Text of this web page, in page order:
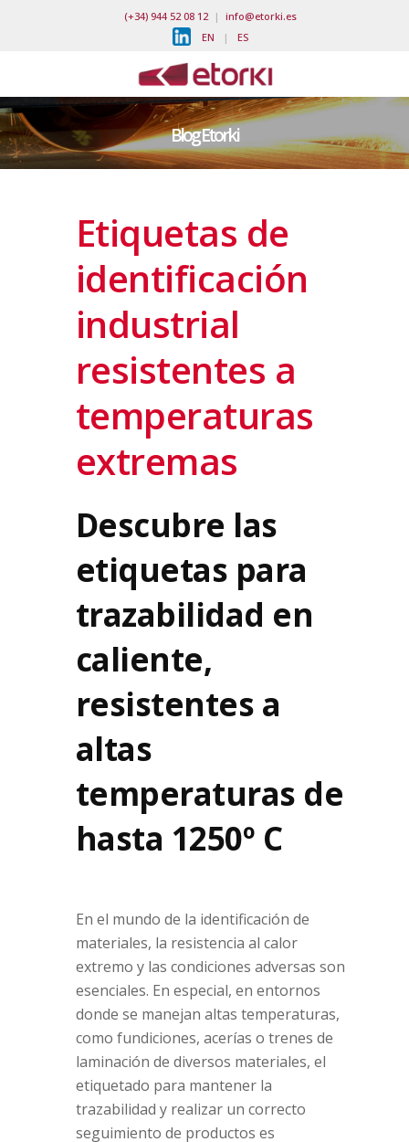
(+34) 944 52 08 12| info@etorki.es
EN | ES
Blog Etorki
Etiquetas de
identificación
industrial
resistentes a
temperaturas
extremas
Descubre las
etiquetas para
trazabilidad en
caliente,
resistentes a
altas
temperaturas de
hasta 1250º C
En el mundo de la identificación de
materiales, la resistencia al calor
extremo y las condiciones adversas son
esenciales. En especial, en entornos
donde se manejan altas temperaturas,
como fundiciones, acerías o trenes de
laminación de diversos materiales, el
etiquetado para mantener la
trazabilidad y realizar un correcto
seguimiento de productos es